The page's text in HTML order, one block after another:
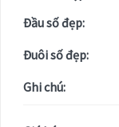
Đầu số đẹp:
Đuôi số đẹp:
Ghi chú: